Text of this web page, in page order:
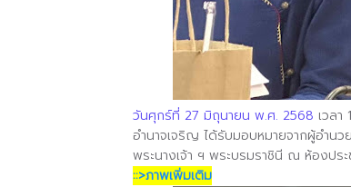
วันศุกร์ที่ 27 มิถุนายน พ.ศ. 2568 เวล
อำนาจเจริญ ได้รับมอบหมายจากผู้อำนว
พระนางเจ้า ฯ พระบรมราชินี ณ ห้องประ
::>ภาพเพิ่มเติม